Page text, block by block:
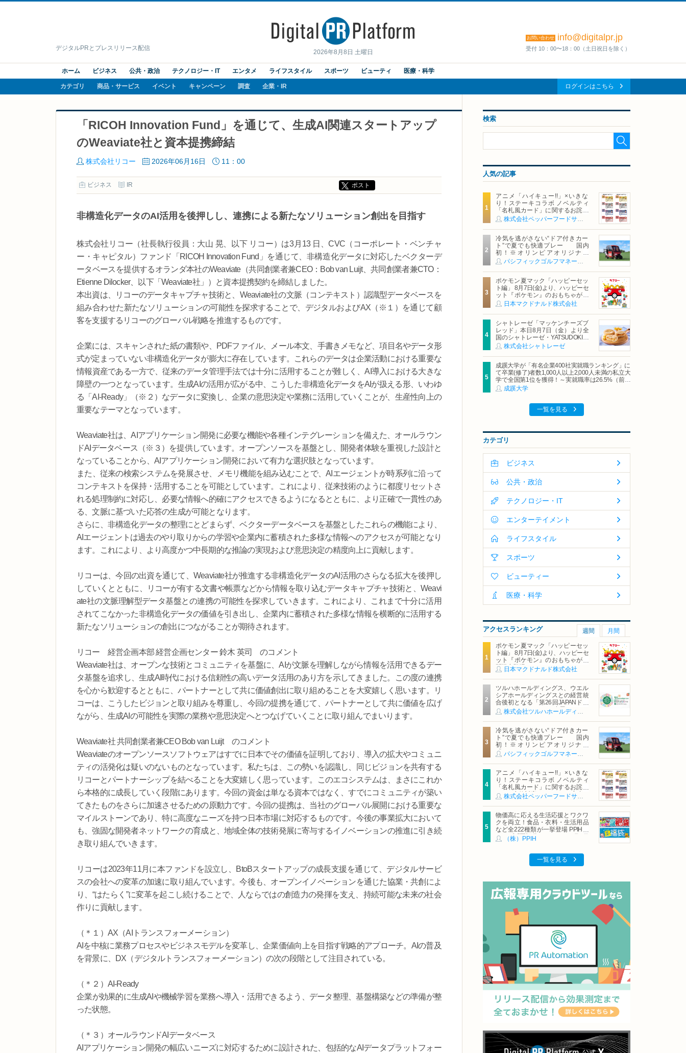
2026年8月8日 土曜日
デジタルPRとプレスリリース配信
お問い合わせ info@digitalpr.jp
受付 10：00〜18：00（土日祝日を除く）
ホーム ビジネス 公共・政治 テクノロジー・IT エンタメ ライフスタイル スポーツ ビューティ 医療・科学
カテゴリ 商品・サービス イベント キャンペーン 調査 企業・IR ログインはこちら
「RICOH Innovation Fund」を通じて、生成AI関連スタートアップ
のWeaviate社と資本提携締結
株式会社リコー 2026年06月16日 11：00
ビジネス IR ポスト
非構造化データのAI活用を後押しし、連携による新たなソリューション創出を目指す
株式会社リコー（社長執行役員：大山 晃、以下 リコー）は3月13 日、CVC（コーポレート・ベンチャ
ー・キャピタル）ファンド「RICOH Innovation Fund」を通じて、非構造化データに対応したベクターデ
ータベースを提供するオランダ本社のWeaviate（共同創業者兼CEO：Bob van Luijt、共同創業者兼CTO：
Etienne Dilocker、以下「Weaviate社」）と資本提携契約を締結しました。
本出資は、リコーのデータキャプチャ技術と、Weaviate社の文脈（コンテキスト）認識型データベースを
組み合わせた新たなソリューションの可能性を探求することで、デジタルおよびAX（※１）を通じて顧
客を支援するリコーのグローバル戦略を推進するものです。
企業には、スキャンされた紙の書類や、PDFファイル、メール本文、手書きメモなど、項目名やデータ形
式が定まっていない非構造化データが膨大に存在しています。これらのデータは企業活動における重要な
情報資産である一方で、従来のデータ管理手法では十分に活用することが難しく、AI導入における大きな
障壁の一つとなっています。生成AIの活用が広がる中、こうした非構造化データをAIが扱える形、いわゆ
る「AI-Ready」（※２）なデータに変換し、企業の意思決定や業務に活用していくことが、生産性向上の
重要なテーマとなっています。
Weaviate社は、AIアプリケーション開発に必要な機能や各種インテグレーションを備えた、オールラウン
ドAIデータベース（※３）を提供しています。オープンソースを基盤とし、開発者体験を重視した設計と
なっていることから、AIアプリケーション開発において有力な選択肢となっています。
また、従来の検索システムを発展させ、メモリ機能を組み込むことで、AIエージェントが時系列に沿って
コンテキストを保持・活用することを可能としています。これにより、従来技術のように都度リセットさ
れる処理制約に対応し、必要な情報へ的確にアクセスできるようになるとともに、より正確で一貫性のあ
る、文脈に基づいた応答の生成が可能となります。
さらに、非構造化データの整理にとどまらず、ベクターデータベースを基盤としたこれらの機能により、
AIエージェントは過去のやり取りからの学習や企業内に蓄積された多様な情報へのアクセスが可能となり
ます。これにより、より高度かつ中長期的な推論の実現および意思決定の精度向上に貢献します。
リコーは、今回の出資を通じて、Weaviate社が推進する非構造化データのAI活用のさらなる拡大を後押し
していくとともに、リコーが有する文書や帳票などから情報を取り込むデータキャプチャ技術と、Weavi
ate社の文脈理解型データ基盤との連携の可能性を探求していきます。これにより、これまで十分に活用
されてこなかった非構造化データの価値を引き出し、企業内に蓄積された多様な情報を横断的に活用する
新たなソリューションの創出につながることが期待されます。
リコー 経営企画本部 経営企画センター 鈴木 英司 のコメント
Weaviate社は、オープンな技術とコミュニティを基盤に、AIが文脈を理解しながら情報を活用できるデー
タ基盤を追求し、生成AI時代における信頼性の高いデータ活用のあり方を示してきました。この度の連携
を心から歓迎するとともに、パートナーとして共に価値創出に取り組めることを大変嬉しく思います。リ
コーは、こうしたビジョンと取り組みを尊重し、今回の提携を通じて、パートナーとして共に価値を広げ
ながら、生成AIの可能性を実際の業務や意思決定へとつなげていくことに取り組んでまいります。
Weaviate社 共同創業者兼CEO Bob van Luijt のコメント
Weaviateのオープンソースソフトウェアはすでに日本でその価値を証明しており、導入の拡大やコミュニ
ティの活発化は疑いのないものとなっています。私たちは、この勢いを認識し、同じビジョンを共有する
リコーとパートナーシップを結べることを大変嬉しく思っています。このエコシステムは、まさにこれか
ら本格的に成長していく段階にあります。今回の資金は単なる資本ではなく、すでにコミュニティが築い
てきたものをさらに加速させるための原動力です。今回の提携は、当社のグローバル展開における重要な
マイルストーンであり、特に高度なニーズを持つ日本市場に対応するものです。今後の事業拡大において
も、強固な開発者ネットワークの育成と、地域全体の技術発展に寄与するイノベーションの推進に引き続
き取り組んでいきます。
リコーは2023年11月に本ファンドを設立し、BtoBスタートアップの成長支援を通じて、デジタルサービ
スの会社への変革の加速に取り組んでいます。今後も、オープンイノベーションを通じた協業・共創によ
り、“はたらく”に変革を起こし続けることで、人ならではの創造力の発揮を支え、持続可能な未来の社会
作りに貢献します。
（＊１）AX（AIトランスフォーメーション）
AIを中核に業務プロセスやビジネスモデルを変革し、企業価値向上を目指す戦略的アプローチ。AIの普及
を背景に、DX（デジタルトランスフォーメーション）の次の段階として注目されている。
（＊２）AI-Ready
企業が効果的に生成AIや機械学習を業務へ導入・活用できるよう、データ整理、基盤構築などの準備が整
った状態。
（＊３）オールラウンドAIデータベース
AIアプリケーション開発の幅広いニーズに対応するために設計された、包括的なAIデータプラットフォー
検索
人気の記事
アニメ「ハイキュー!!」×いきな
り！ステーキコラボ ノベルティ
「名札風カード」に関するお詫び
および交換対応についてのご案内
冷気を逃がさない“ドア付きカー
ト”で夏でも快適プレー 国内
初！※オリンピアオリジナル
「AirCon Cart（エアコンカー
ト）」導入 | ＰＧＭ
ポケモン夏マック「ハッピーセッ
ト編」 8月7日(金)より、ハッピーセ
ット『ポケモン』のおもちゃが期
間限定登場
日本マクドナルド株式会社
シャトレーゼ「マッケンチーズブ
レッド」本日8月7日（金）より全
国のシャトレーゼ・YATSUDOKIで
発売株式会社シャトレーゼ
成蹊大学が「有名企業400社実就職ランキング」に
て卒業(修了)者数1,000人以上2,000人未満の私立大
学で全国第1位を獲得！～実就職率は26.5%（前年
比＋4.3pt）に伸長、東京の私立大学でも10位にラ
ンクイン～
成蹊大学
一覧を見る
カテゴリ
ビジネス
公共・政治
テクノロジー・IT
エンターテイメント
ライフスタイル
スポーツ
ビューティー
医療・科学
アクセスランキング 週間 月間
ポケモン夏マック「ハッピーセッ
ト編」 8月7日(金)より、ハッピーセ
ット『ポケモン』のおもちゃが期
間限定登場
日本マクドナルド株式会社
ツルハホールディングス、ウエル
シアホールディングスとの経営統
合後初となる「第26回JAPANドラ
ッグストアショー」に出展
冷気を逃がさない“ドア付きカー
ト”で夏でも快適プレー 国内
初！※オリンピアオリジナル
「AirCon Cart（エアコンカー
ト）」導入 | ＰＧＭ
アニメ「ハイキュー!!」×いきな
り！ステーキコラボ ノベルティ
「名札風カード」に関するお詫び
および交換対応についてのご案内
物価高に応える生活応援とワクワ
クを両立！食品・衣料・生活用品
など全222種類が一挙登場 PPIHグ
ループ「夏福袋」＆セール 8月6日
(木)より順次スタート
（株）PPIH
一覧を見る